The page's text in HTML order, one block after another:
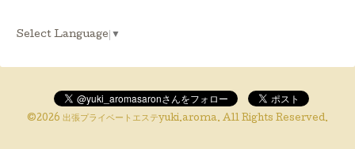
Select Language ▼
©2026 出張プライベートエステyuki.aroma. All Rights Reserved.